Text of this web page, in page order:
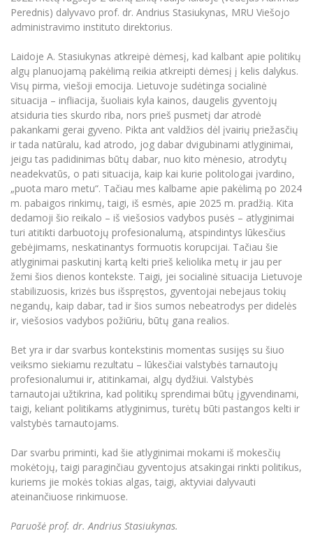
Universiteto teatras
MRU pop vokalinis ansamblis (vadovas Artūras
MRU merginų choras
Neformaliuoju ir (ar) savišvietos būdu įgytų
kompetencijų vertinimas ir pripažinimas
Erasmus+ mobilumas praktikoms (SMP)
Partnerystės
Vilniaus Karaliaus Sedžiongo institutas
Frankofoniškų šalių studijų centras
Emocinė gerovė
Mokslo laboratorijos
Doktorantūra
Projektai
Akademinė leidyba
Mokymų LAB
Mokslo naujienos
Kasmetiniai mokslo renginiai
Veiklos dokumentai
Akademinė etika
Darbas MRU
Universiteto simbolika
Atributika
Naujienos
Tarptautiškumas
Studentams
Studentams
Darbuotojams
Partnerystės
Vilniaus Karaliaus Sedžiongo institutas
Frankofoniškų šalių studijų centras
Darbuotojams
Partnerystės
Azijos centras
Frankofoniškų šalių studijų centras
Darnus vystymasis
Privatumo politika
Negalia ir individualieji poreikiai
Viešai skelbiama informacija
Civilinė sauga
Korupcijos prevencija
Sūduvos akademija
Tinklalaidės
Magistrantūros studijos
Vadovų MBA
Švietimo ir kultūros vadovų MPA
Teisės LL.M.
Papildomosios studijos
Pedagogų rengimas
Doktorantūros studijos
Profesinės bakalauro studijos
Personalo valdymo centras
Privačių interesų deklaravimas
Informacija naujiems darbuotojams
Studijų Moodle (studijų vykdymui)
Darbuotojų Moodle (kompetencijų tobulinimui)
Studijų tvarkaraštis
Informacinė sistema "Studijos"
Darbuotojų elektroninis paštas
Daugiafaktorinė autentifikacija universiteto
darbuotojams (MFA)
Mokslininkų profiliai "CRIS"
Bendruomenės gerovė
MRU norminių teisės aktų duomenų bazė
Intranetas
eDVS
MRU mobilios programėlės
Perednis) dalyvavo prof. dr. Andrius Stasiukynas, MRU Viešojo
administravimo instituto direktorius.
Laidoje A. Stasiukynas atkreipė dėmesį, kad kalbant apie politikų
algų planuojamą pakėlimą reikia atkreipti dėmesį į kelis dalykus.
Visų pirma, viešoji emocija. Lietuvoje sudėtinga socialinė
situacija – infliacija, šuoliais kyla kainos, daugelis gyventojų
atsiduria ties skurdo riba, nors prieš pusmetį dar atrodė
pakankami gerai gyveno. Pikta ant valdžios dėl įvairių priežasčių
ir tada natūralu, kad atrodo, jog dabar dvigubinami atlyginimai,
jeigu tas padidinimas būtų dabar, nuo kito mėnesio, atrodytų
neadekvatūs, o pati situacija, kaip kai kurie politologai įvardino,
„puota maro metu“. Tačiau mes kalbame apie pakėlimą po 2024
m. pabaigos rinkimų, taigi, iš esmės, apie 2025 m. pradžią. Kita
dedamoji šio reikalo – iš viešosios vadybos pusės – atlyginimai
turi atitikti darbuotojų profesionalumą, atspindintys lūkesčius
gebėjimams, neskatinantys formuotis korupcijai. Tačiau šie
atlyginimai paskutinį kartą kelti prieš keliolika metų ir jau per
žemi šios dienos kontekste. Taigi, jei socialinė situacija Lietuvoje
stabilizuosis, krizės bus išspręstos, gyventojai nebejaus tokių
negandų, kaip dabar, tad ir šios sumos nebeatrodys per didelės
ir, viešosios vadybos požiūriu, būtų gana realios.
Bet yra ir dar svarbus kontekstinis momentas susijęs su šiuo
veiksmo siekiamu rezultatu – lūkesčiai valstybės tarnautojų
profesionalumui ir, atitinkamai, algų dydžiui. Valstybės
tarnautojai užtikrina, kad politikų sprendimai būtų įgyvendinami,
taigi, keliant politikams atlyginimus, turėtų būti pastangos kelti ir
valstybės tarnautojams.
Dar svarbu priminti, kad šie atlyginimai mokami iš mokesčių
mokėtojų, taigi paraginčiau gyventojus atsakingai rinkti politikus,
kuriems jie mokės tokias algas, taigi, aktyviai dalyvauti
ateinančiuose rinkimuose.
Paruošė prof. dr. Andrius Stasiukynas.